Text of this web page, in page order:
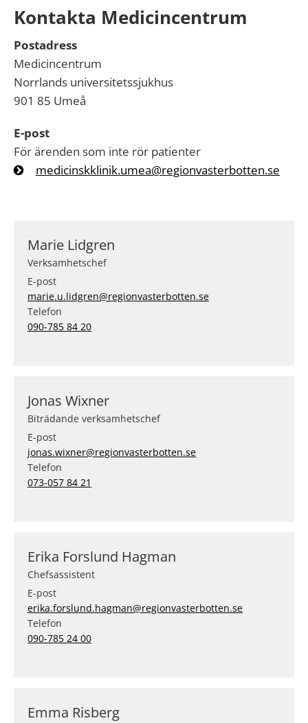
Kontakta Medicincentrum
Postadress
Medicincentrum
Norrlands universitetssjukhus
901 85 Umeå
E-post
För ärenden som inte rör patienter
medicinskklinik.umea@regionvasterbotten.se
Marie Lidgren
Verksamhetschef
E-post
marie.u.lidgren@regionvasterbotten.se
Telefon
090-785 84 20
Jonas Wixner
Biträdande verksamhetschef
E-post
jonas.wixner@regionvasterbotten.se
Telefon
073-057 84 21
Erika Forslund Hagman
Chefsassistent
E-post
erika.forslund.hagman@regionvasterbotten.se
Telefon
090-785 24 00
Emma Risberg